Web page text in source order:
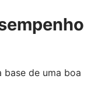
de uma boa